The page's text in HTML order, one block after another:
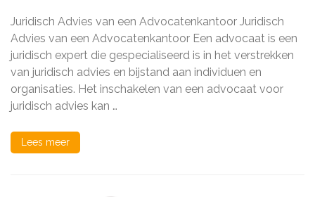
Juridisch
Advies
van
een
Ervaren
Advocatenkantoor
Juridisch Advies van een Advocatenkantoor Juridisch
Advies van een Advocatenkantoor Een advocaat is een
juridisch expert die gespecialiseerd is in het verstrekken
van juridisch advies en bijstand aan individuen en
organisaties. Het inschakelen van een advocaat voor
juridisch advies kan …
Lees meer